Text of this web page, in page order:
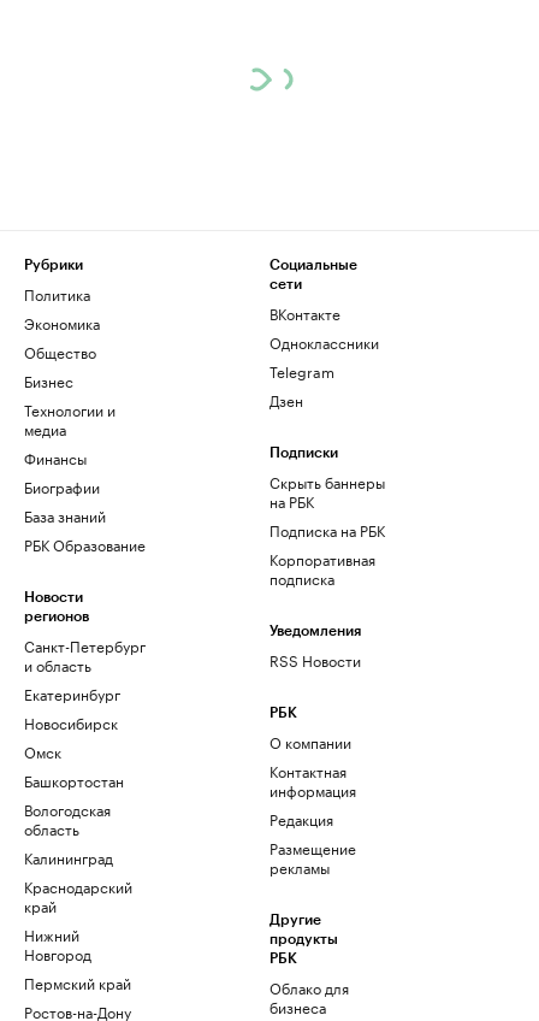
Рубрики
Политика
Экономика
Общество
Бизнес
Технологии и
медиа
Финансы
Биографии
База знаний
РБК Образование
Новости
регионов
Санкт-Петербург
и область
Екатеринбург
Новосибирск
Омск
Башкортостан
Вологодская
область
Калининград
Краснодарский
край
Нижний
Новгород
Пермский край
Ростов-на-Дону
Социальные
сети
ВКонтакте
Одноклассники
Telegram
Дзен
Подписки
Скрыть баннеры
на РБК
Подписка на РБК
Корпоративная
подписка
Уведомления
RSS Новости
РБК
О компании
Контактная
информация
Редакция
Размещение
рекламы
Другие
продукты
РБК
Облако для
бизнеса